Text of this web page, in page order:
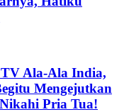
Ala-Ala India,
Mengejutkan
Pria Tua!